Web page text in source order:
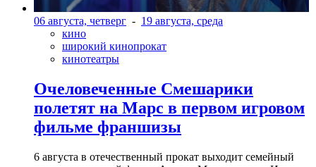
06 августа, четверг - 19 августа, среда
кино
широкий кинопрокат
кинотеатры
Очеловеченные Смешарики
полетят на Марс в первом игровом
фильме франшизы
6 августа в отечественный прокат выходит семейный